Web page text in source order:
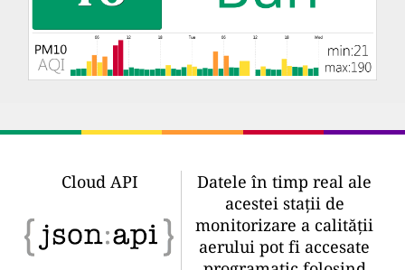
Cloud API
Datele în timp real ale
acestei stații de
monitorizare a calității
aerului pot fi accesate